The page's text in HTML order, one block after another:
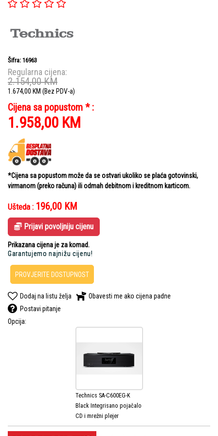
Šifra: 16963
Regularna cijena:
2.154,00KM
1.674,00 KM (Bez PDV-a)
Cijena sa popustom * :
1.958,00 KM
*Cijena sa popustom može da se ostvari ukoliko se plaća gotovinski,
virmanom (preko računa) ili odmah debitnom i kreditnom karticom.
Ušteda : 196,00 KM
Prijavi povoljniju cijenu
Prikazana cijena je za komad.
Garantujemo najnižu cijenu!
PROVJERITE DOSTUPNOST
Dodaj na listu želja
Obavesti me ako cijena padne
Postavi pitanje
Opcija:
Technics SA-C600EG-K
Black Integrisano pojačalo
CD i mrežni plejer